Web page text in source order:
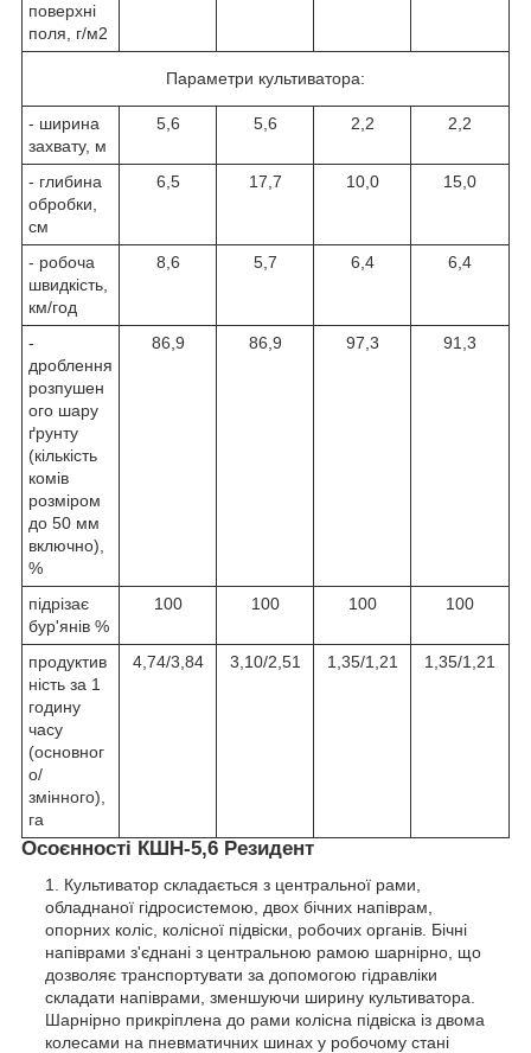
поверхні
поля, г/м2
Параметри культиватора:
- ширина
захвату, м
5,6 5,6 2,2 2,2
- глибина
обробки,
см
6,5 17,7 10,0 15,0
- робоча
швидкість,
км/год
8,6 5,7 6,4 6,4
-
дроблення
розпушен
ого шару
ґрунту
(кількість
комів
розміром
до 50 мм
включно),
%
86,9 86,9 97,3 91,3
підрізає
бур'янів %
100 100 100 100
продуктив
ність за 1
годину
часу
(основног
о/
змінного),
га
4,74/3,84 3,10/2,51 1,35/1,21 1,35/1,21
Осоєнності КШН-5,6 Резидент
Культиватор складається з центральної рами,
обладнаної гідросистемою, двох бічних напіврам,
опорних коліс, колісної підвіски, робочих органів. Бічні
напіврами з'єднані з центральною рамою шарнірно, що
дозволяє транспортувати за допомогою гідравліки
складати напіврами, зменшуючи ширину культиватора.
Шарнірно прикріплена до рами колісна підвіска із двома
колесами на пневматичних шинах у робочому стані